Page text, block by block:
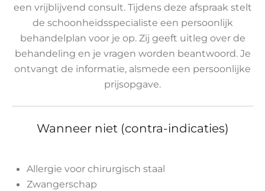
een vrijblijvend consult. Tijdens deze afspraak stelt
de schoonheidsspecialiste een persoonlijk
behandelplan voor je op. Zij geeft uitleg over de
behandeling en je vragen worden beantwoord. Je
ontvangt de informatie, alsmede een persoonlijke
prijsopgave.
Wanneer niet (contra-indicaties)
Allergie voor chirurgisch staal
Zwangerschap